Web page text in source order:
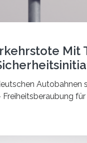
Mit
Autobahnen
für
hat eine